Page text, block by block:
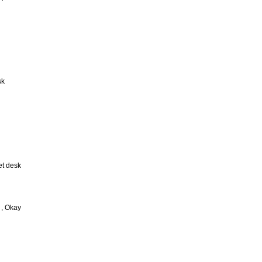
desk
Okay